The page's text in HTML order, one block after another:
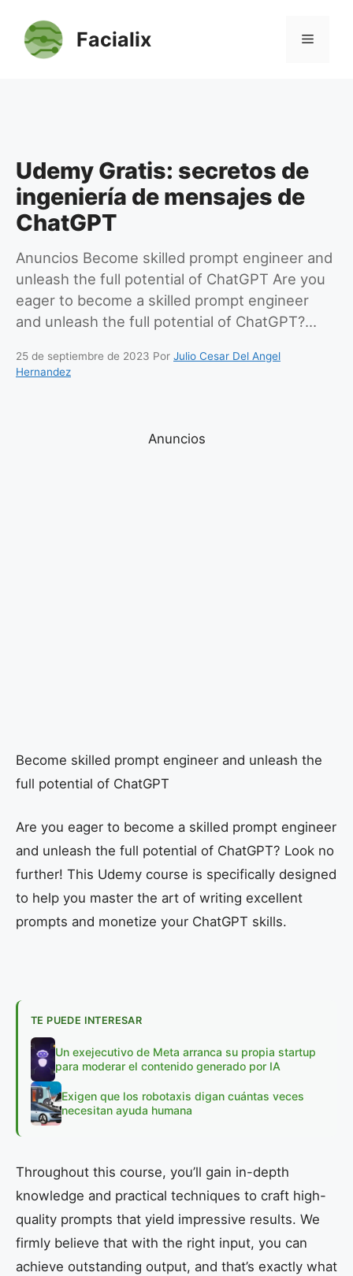
contenido
Facialix Menú
Udemy Gratis: secretos de
ingeniería de mensajes de
ChatGPT
Anuncios Become skilled prompt engineer and
unleash the full potential of ChatGPT Are you
eager to become a skilled prompt engineer
and unleash the full potential of ChatGPT?…
25 de septiembre de 2023 Por Julio Cesar Del Angel
Hernandez
Anuncios
Become skilled prompt engineer and unleash the
full potential of ChatGPT
Are you eager to become a skilled prompt engineer
and unleash the full potential of ChatGPT? Look no
further! This Udemy course is specifically designed
to help you master the art of writing excellent
prompts and monetize your ChatGPT skills.
TE PUEDE INTERESAR
Un exejecutivo de Meta arranca su propia startup
para moderar el contenido generado por IA
Exigen que los robotaxis digan cuántas veces
necesitan ayuda humana
Throughout this course, you’ll gain in-depth
knowledge and practical techniques to craft high-
quality prompts that yield impressive results. We
firmly believe that with the right input, you can
achieve outstanding output, and that’s exactly what